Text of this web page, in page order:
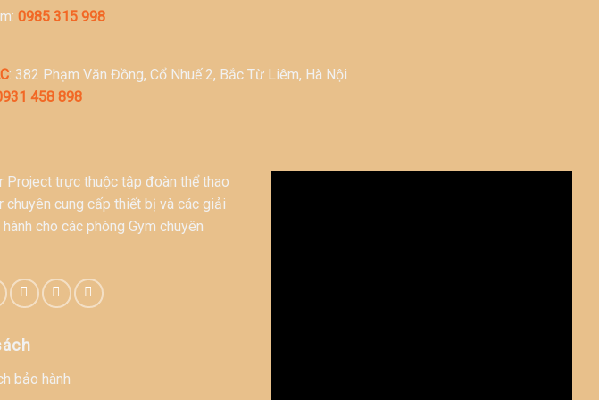
0985 315 998
: 382 Phạm Văn Đồng, Cổ Nhuế 2, Bắc Từ Liêm, Hà Nội
458 898
Project trực thuộc tập đoàn thể thao
chuyên cung cấp thiết bị và các giải
cho các phòng Gym chuyên
bảo hành